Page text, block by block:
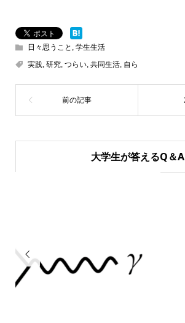
日々思うこと , 学生生活
実践, 研究, つらい, 共同生活, 自ら
大学生が答えるQ＆A
